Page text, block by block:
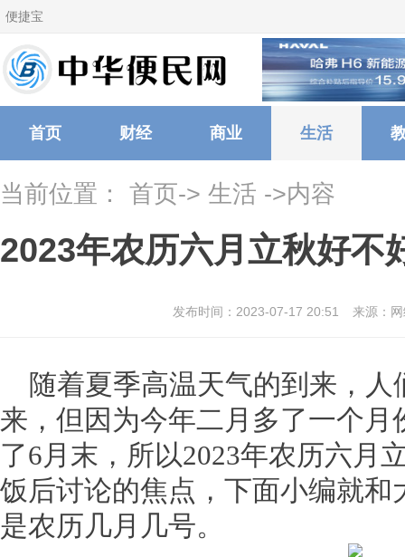
便捷宝
首页 财经 商业 生活
当前位置： 首页-> 生活 ->内容
​2023年农历六月立秋好不
发布时间：2023-07-17 20:51 来源：
随着夏季高温天气的到来，
来，但因为今年二月多了一个
了6月末，所以2023年农历六月
饭后讨论的焦点，下面小编就和
是农历几月几号。